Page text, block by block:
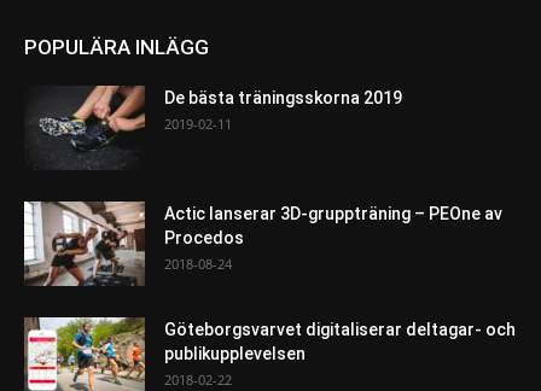
POPULÄRA INLÄGG
De bästa träningsskorna 2019
2019-02-11
Actic lanserar 3D-gruppträning – PEOne av
Procedos
2018-08-24
Göteborgsvarvet digitaliserar deltagar- och
publikupplevelsen
2018-02-22